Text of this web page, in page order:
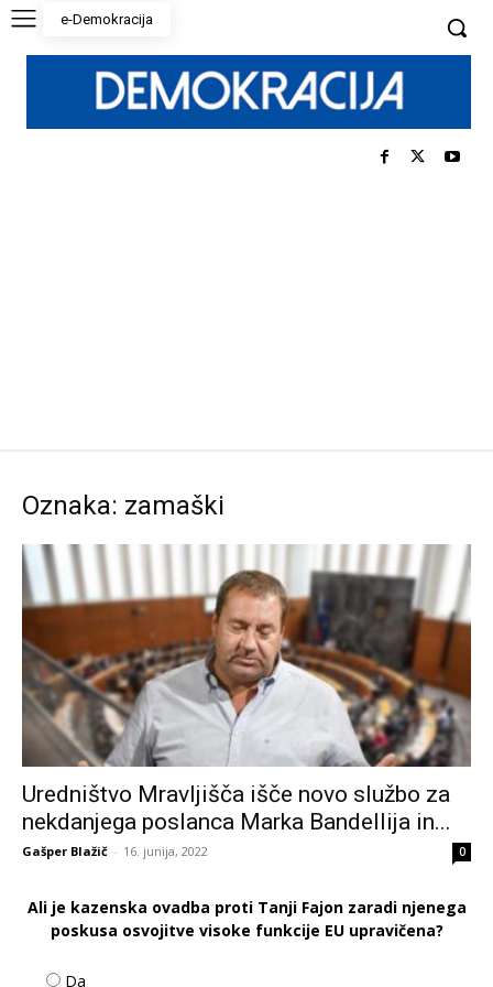
e-Demokracija
Oznaka: zamaški
Uredništvo Mravljišča išče novo službo za
nekdanjega poslanca Marka Bandellija in...
Gašper Blažič - 16. junija, 2022 0
Ali je kazenska ovadba proti Tanji Fajon zaradi njenega
poskusa osvojitve visoke funkcije EU upravičena?
Da